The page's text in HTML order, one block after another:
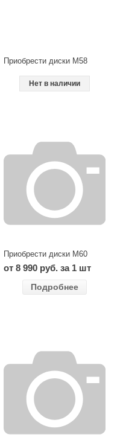
Приобрести диски M58
Нет в наличии
Приобрести диски M60
от 8 990 руб. за 1 шт
Подробнее